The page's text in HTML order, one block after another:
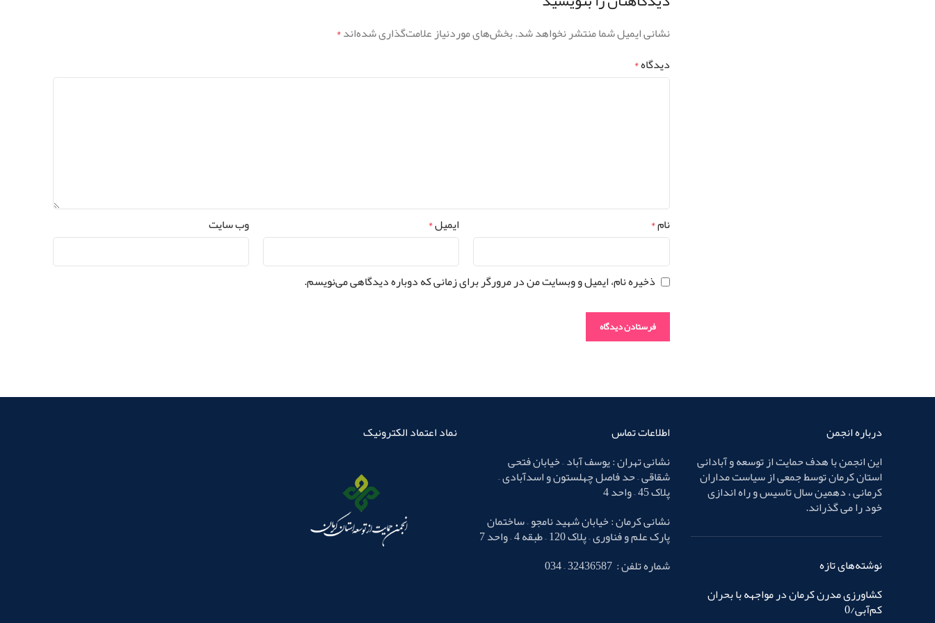
نشانی ایمیل شما منتشر نخواهد شد.بخش‌های موردنیاز علامت‌گذاری شده‌اند*
دیدگاه*
نام* ایمیل* وب‌ سایت
ذخیره نام، ایمیل و وبسایت من در مرورگر برای زمانی که دوباره دیدگاهی می‌نویسم.
درباره انجمن
این انجمن با هدف حمایت از توسعه و آبادانی
استان کرمان توسط جمعی از سیاست مداران
کرمانی ، دهمین سال تاسیس و راه اندازی
خود را می گذراند.
نوشته‌های تازه
کشاورزی مدرن کرمان در مواجهه با بحران
کم‌آبی/0
اطلاعات تماس
نشانی تهران : یوسف آباد – خیابان فتحی
شقاقی – حد فاصل چهلستون و اسدآبادی –
پلاک 45 – واحد 4
نشانی کرمان : خیابان شهید نامجو – ساختمان
پارک علم و فناوری – پلاک 120 – طبقه 4 – واحد 7
شماره تلفن : 32436587 – 034
نماد اعتماد الکترونیک